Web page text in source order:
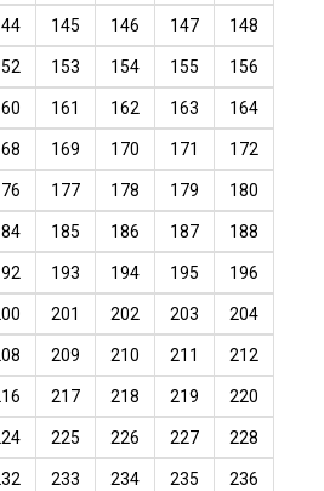
145 146 147 148
153 154 155 156
161 162 163 164
169 170 171 172
177 178 179 180
185 186 187 188
193 194 195 196
201 202 203 204
209 210 211 212
217 218 219 220
225 226 227 228
233 234 235 236